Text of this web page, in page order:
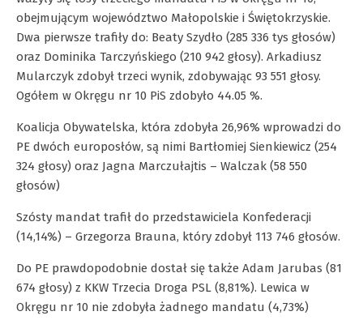
obejmującym województwo Małopolskie i Świętokrzyskie.
Dwa pierwsze trafiły do: Beaty Szydło (285 336 tys głosów)
oraz Dominika Tarczyńskiego (210 942 głosy). Arkadiusz
Mularczyk zdobył trzeci wynik, zdobywając 93 551 głosy.
Ogółem w Okręgu nr 10 PiS zdobyło 44.05 %.
Koalicja Obywatelska, która zdobyła 26,96% wprowadzi do
PE dwóch europosłów, są nimi Bartłomiej Sienkiewicz (254
324 głosy) oraz Jagna Marczułajtis – Walczak (58 550
głosów)
Szósty mandat trafił do przedstawiciela Konfederacji
(14,14%) – Grzegorza Brauna, który zdobył 113 746 głosów.
Do PE prawdopodobnie dostał się także Adam Jarubas (81
674 głosy) z KKW Trzecia Droga PSL (8,81%). Lewica w
Okręgu nr 10 nie zdobyła żadnego mandatu (4,73%)